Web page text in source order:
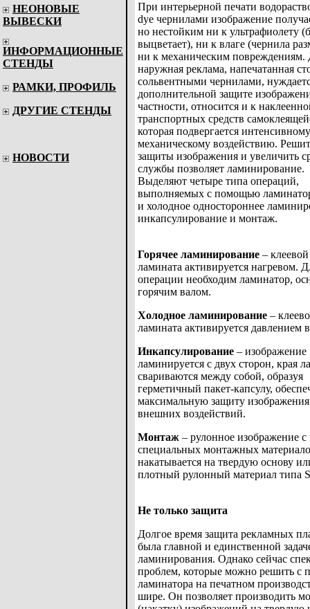
НЕОНОВЫЕ
ВЫВЕСКИ
ИНФОРМАЦИОННЫЕ
СТЕНДЫ
РАМКИ, ПРОФИЛЬ
ДРУГИЕ СТЕНДЫ
НОВОСТИ
При интерьерной печати
dye чернилами изображение
но нестойким ни к ультрафиолету
выцветает), ни к влаге (чернила
ни к механическим повреждениям.
наружная реклама, напечатанная
сольвентными чернилами,
дополнительной защите
частности, относится и к
транспортных средств
которая подвергается интенсивному
механическому воздействию.
защиты изображения и увеличить
службы позволяет ламинирование.
Выделяют четыре типа операций,
выполняемых с помощью
и холодное одностороннее
инкапсулирование и монтаж.
Горячее ламинирование –
ламината активируется нагревом.
операции необходим ламинатор,
горячим валом.
Холодное ламинирование –
ламината активируется давлением
Инкапсулирование – изображение
ламинируется с двух сторон, края
свариваются между собой, образуя
герметичный пакет-капсулу,
максимальную защиту
внешних воздействий.
Монтаж – рулонное изображение
специальных монтажных
накатывается на твердую основу
плотный рулонный материал типа
Не только защита
Долгое время защита рекламных
была главной и единственной
ламинирования. Однако сейчас
проблем, которые можно решить с
ламинатора на печатном
шире. Он позволяет производить